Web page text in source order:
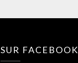
SUR FACEBOOK